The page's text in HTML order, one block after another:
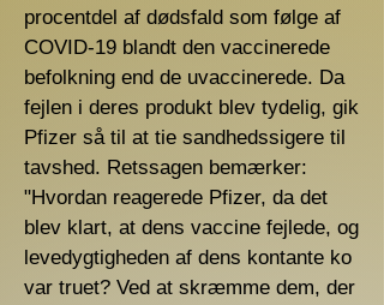
procentdel af dødsfald som følge af
COVID-19 blandt den vaccinerede
befolkning end de uvaccinerede. Da
fejlen i deres produkt blev tydelig, gik
Pfizer så til at tie sandhedssigere til
tavshed. Retssagen bemærker:
"Hvordan reagerede Pfizer, da det
blev klart, at dens vaccine fejlede, og
levedygtigheden af ​​dens kontante ko
var truet? Ved at skræmme dem, der